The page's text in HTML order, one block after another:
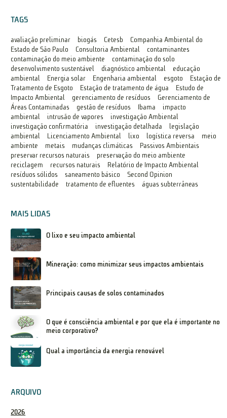
TAGS
avaliação preliminar biogás Cetesb
Companhia Ambiental do
Estado de São Paulo
Consultoria Ambiental
contaminantes
contaminação do meio ambiente
contaminação do solo
desenvolvimento sustentável
diagnóstico ambiental
educação
ambiental
Energia solar Engenharia ambiental esgoto
Estação de
Tratamento de Esgoto
Estação de tratamento de água
Estudo de
Impacto Ambiental
gerenciamento de resíduos
Gerenciamento de
Áreas Contaminadas
gestão de resíduos Ibama
impacto
ambiental
intrusão de vapores
investigação Ambiental
investigação confirmatória
investigação detalhada
legislação
ambiental
Licenciamento Ambiental lixo logística reversa
meio
ambiente
metais mudanças climáticas
Passivos Ambientais
preservar recursos naturais
preservação do meio ambiente
reciclagem
recursos naturais
Relatório de Impacto Ambiental
resíduos sólidos
saneamento básico
Second Opinion
sustentabilidade
tratamento de efluentes águas subterrâneas
MAIS LIDAS
O lixo e seu impacto ambiental
Mineração: como minimizar seus impactos ambientais
Principais causas de solos contaminados
O que é consciência ambiental e por que ela é importante no
meio corporativo?
Qual a importância da energia renovável
ARQUIVO
2026